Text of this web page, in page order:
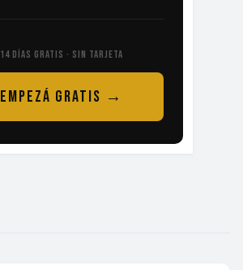
14 DÍAS GRATIS · SIN TARJETA
EMPEZÁ GRATIS →